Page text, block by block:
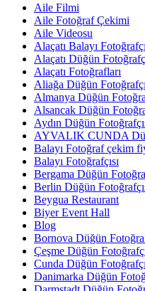
Aile Filmi
Aile Fotoğraf Çekimi
Aile Videosu
Alaçatı Balayı
Alaçatı Düğün
Alaçatı Fotoğrafları
Aliağa Düğün
Almanya Düğün
Alsancak Düğün
Aydın Düğün
AYVALIK CUNDA
Balayı Fotoğraf çekim
Balayı Fotoğrafçısı
Bergama Düğün
Berlin Düğün
Beygua Restaurant
Biyer Event Hall
Blog
Bornova Düğün
Çeşme Düğün
Cunda Düğün
Danimarka Düğün